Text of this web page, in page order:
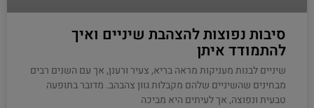
סיבות נפוצות להצהבת שיניים ואיך
להתמודד איתן
שיניים לבנות מעניקות מראה בריא, צעיר ורענן, אך עם השנים רבים
מבחינים שהשיניים שלהם מקבלות גוון צהבהב. מדובר בתופעה
טבעית ונפוצה, אך לעיתים היא מביכה